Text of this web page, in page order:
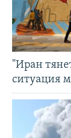
"Иран
ситуация